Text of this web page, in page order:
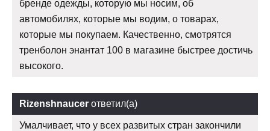
бренде одежды, которую мы носим, об
автомобилях, которые мы водим, о товарах,
которые мы покупаем. Качественно, смотрятся
тренболон энантат 100 в магазине быстрее достичь
высокого.
Rizenshnaucer ответил(а)
Умалчивает, что у всех развитых стран закончили